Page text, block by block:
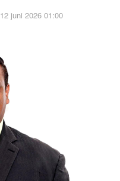
12 juni 2026 01:00